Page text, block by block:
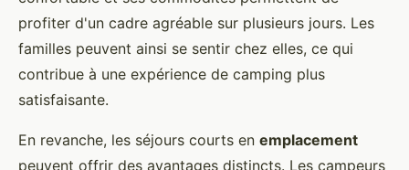
profiter d'un cadre agréable sur plusieurs jours. Les
familles peuvent ainsi se sentir chez elles, ce qui
contribue à une expérience de camping plus
satisfaisante.
En revanche, les séjours courts en emplacement
peuvent offrir des avantages distincts. Les campeurs